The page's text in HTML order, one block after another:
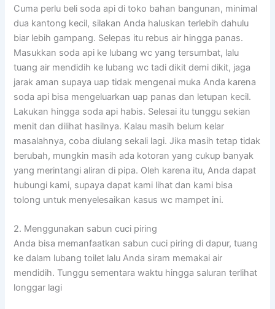
Cuma perlu beli soda api di toko bahan bangunan, minimal
dua kantong kecil, silakan Anda haluskan terlebih dahulu
biar lebih gampang. Selepas itu rebus air hingga panas.
Masukkan soda api ke lubang wc yang tersumbat, lalu
tuang air mendidih ke lubang wc tadi dikit demi dikit, jaga
jarak aman supaya uap tidak mengenai muka Anda karena
soda api bisa mengeluarkan uap panas dan letupan kecil.
Lakukan hingga soda api habis. Selesai itu tunggu sekian
menit dan dilihat hasilnya. Kalau masih belum kelar
masalahnya, coba diulang sekali lagi. Jika masih tetap tidak
berubah, mungkin masih ada kotoran yang cukup banyak
yang merintangi aliran di pipa. Oleh karena itu, Anda dapat
hubungi kami, supaya dapat kami lihat dan kami bisa
tolong untuk menyelesaikan kasus wc mampet ini.
2. Menggunakan sabun cuci piring
Anda bisa memanfaatkan sabun cuci piring di dapur, tuang
ke dalam lubang toilet lalu Anda siram memakai air
mendidih. Tunggu sementara waktu hingga saluran terlihat
longgar lagi